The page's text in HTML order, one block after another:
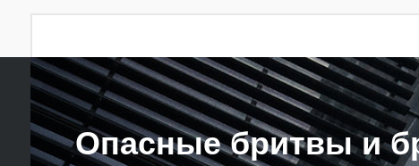
Опасные бритвы и